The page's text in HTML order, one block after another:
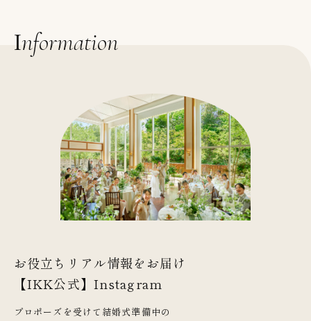
Information
お役立ちリアル情報をお届け
【IKK公式】Instagram
プロポーズを受けて結婚式準備中の